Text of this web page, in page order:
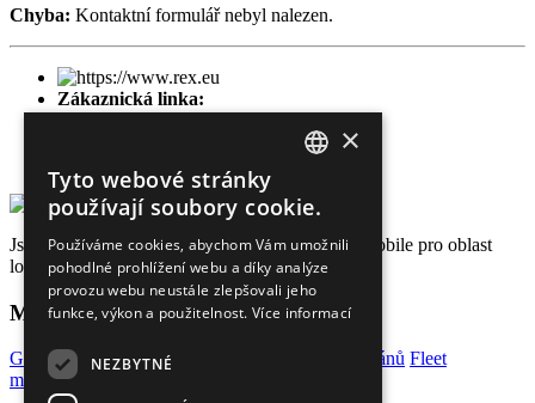
Chyba: Kontaktní formulář nebyl nalezen.
Zákaznická linka:
Jsme certifikovaným M2M partnerem firmy T-Mobile pro oblast
lokalizace a střežení již od roku 2003.
Mohlo by Vás zajímat
GPS lokátory do auta GPS sledování lodí a veteránů Fleet
management
GERMAN
×
Tyto webové stránky
používají soubory cookie.
Používáme cookies, abychom Vám umožnili
pohodlné prohlížení webu a díky analýze
provozu webu neustále zlepšovali jeho
funkce, výkon a použitelnost.Více informací
NEZBYTNÉ